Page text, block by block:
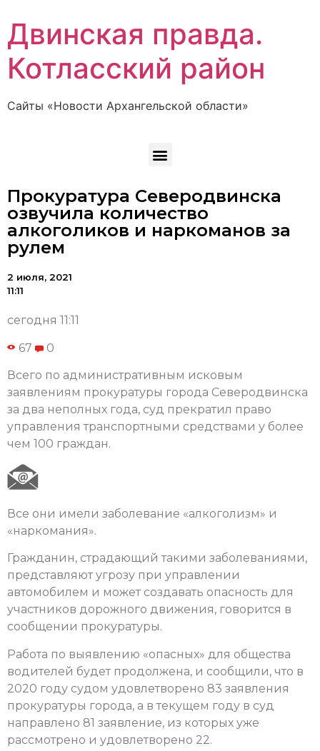
Двинская правда.
Котласский район
Сайты «Новости Архангельской области»
Прокуратура Северодвинска
озвучила количество
алкоголиков и наркоманов за
рулем
2 июля, 2021
11:11
сегодня 11:11
67 0
Всего по административным исковым
заявлениям прокуратуры города Северодвинска
за два неполных года, суд прекратил право
управления транспортными средствами у более
чем 100 граждан.
Все они имели заболевание «алкоголизм» и
«наркомания».
Гражданин, страдающий такими заболеваниями,
представляют угрозу при управлении
автомобилем и может создавать опасность для
участников дорожного движения, говорится в
сообщении прокуратуры.
Работа по выявлению «опасных» для общества
водителей будет продолжена, и сообщили, что в
2020 году судом удовлетворено 83 заявления
прокуратуры города, а в текущем году в суд
направлено 81 заявление, из которых уже
рассмотрено и удовлетворено 22.